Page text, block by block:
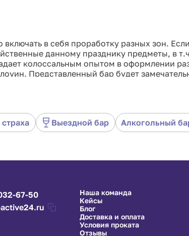
в себя проработку разных зон.
данному празднику предметы, в
колоссальным опытом в оформлении
Представленный бар будет
необычный праздник. Гарантируем
Выездной бар Алкогольный
67-50
Наша команда
Кейсы
Блог
Доставка и оплата
Условия проката
Отзывы